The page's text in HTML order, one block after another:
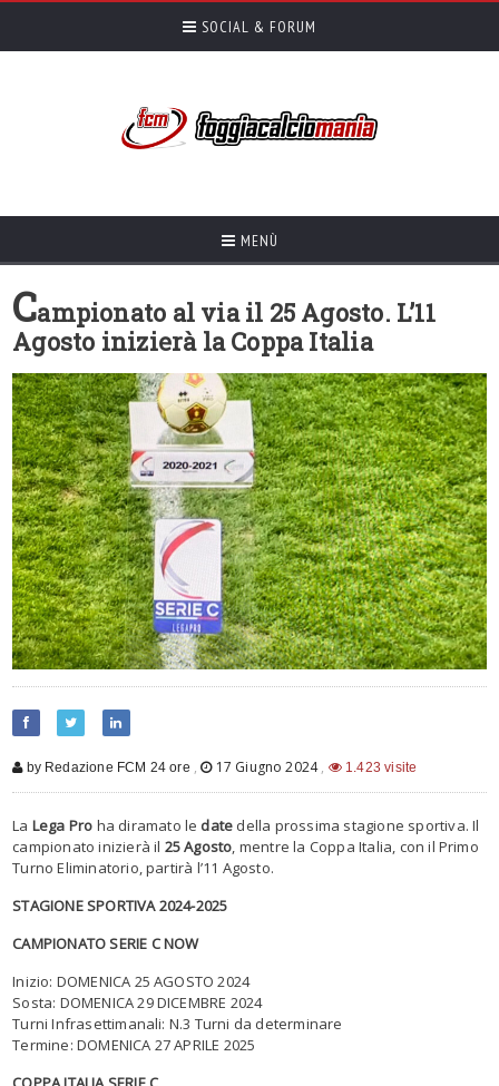
SOCIAL & FORUM
MENÙ
Campionato al via il 25 Agosto. L’11
Agosto inizierà la Coppa Italia
by Redazione FCM 24 ore , 17 Giugno 2024, 1.423 visite
La Lega Pro ha diramato le date della prossima stagione sportiva. Il
campionato inizierà il 25 Agosto, mentre la Coppa Italia, con il Primo
Turno Eliminatorio, partirà l’11 Agosto.
STAGIONE SPORTIVA 2024-2025
CAMPIONATO SERIE C NOW
Inizio: DOMENICA 25 AGOSTO 2024
Sosta: DOMENICA 29 DICEMBRE 2024
Turni Infrasettimanali: N.3 Turni da determinare
Termine: DOMENICA 27 APRILE 2025